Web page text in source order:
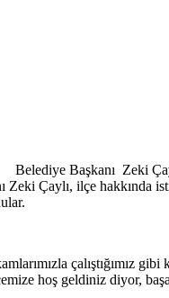
Belediye Başkanı Zeki
Zeki Çaylı, ilçe hakkında
çalıştığımız gibi
hoş geldiniz diyor,